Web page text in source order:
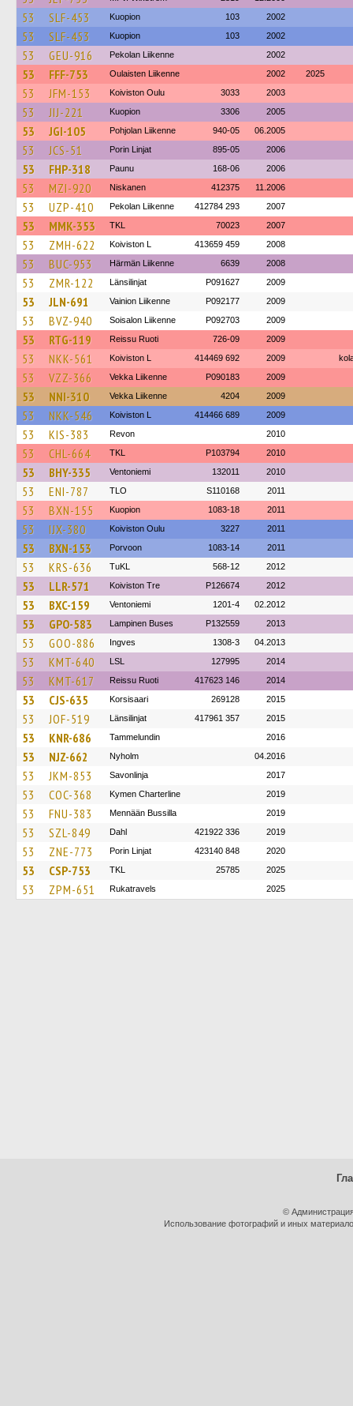
53 SLF-453 Kuopion 103 2002
53 SLF-453 Kuopion 103 2002
53 GEU-916 Pekolan Liikenne 2002
53 FFF-753 Oulaisten Liikenne 2002 2025
53 JFM-153 Koiviston Oulu 3033 2003
53 JIJ-221 Kuopion 3306 2005
53 JGI-105 Pohjolan Liikenne 940-05 06.2005
53 JCS-51 Porin Linjat 895-05 2006
53 FHP-318 Paunu 168-06 2006
53 MZI-920 Niskanen 412375 11.2006
53 UZP-410 Pekolan Liikenne 412784 293 2007
53 MMK-353 TKL 70023 2007
53 ZMH-622 Koiviston L 413659 459 2008
53 BUC-953 Härmän Liikenne 6639 2008
53 ZMR-122 Länsilinjat P091627 2009
53 JLN-691 Vainion Liikenne P092177 2009
53 BVZ-940 Soisalon Liikenne P092703 2009
53 RTG-119 Reissu Ruoti 726-09 2009
53 NKK-561 Koiviston L 414469 692 2009
53 VZZ-366 Vekka Liikenne P090183 2009
53 NNI-310 Vekka Liikenne 4204 2009
53 NKK-546 Koiviston L 414466 689 2009
53 KIS-383 Revon 2010
53 CHL-664 TKL P103794 2010
53 BHY-335 Ventoniemi 132011 2010
53 ENI-787 TLO S110168 2011
53 BXN-155 Kuopion 1083-18 2011
53 IJX-380 Koiviston Oulu 3227 2011
53 BXN-153 Porvoon 1083-14 2011
53 KRS-636 TuKL 568-12 2012
53 LLR-571 Koiviston Tre P126674 2012
53 BXC-159 Ventoniemi 1201-4 02.2012
53 GPO-583 Lampinen Buses P132559 2013
53 GOO-886 Ingves 1308-3 04.2013
53 KMT-640 LSL 127995 2014
53 KMT-617 Reissu Ruoti 417623 146 2014
53 CJS-635 Korsisaari 269128 2015
53 JOF-519 Länsilinjat 417961 357 2015
53 KNR-686 Tammelundin 2016
53 NJZ-662 Nyholm 04.2016
53 JKM-853 Savonlinja 2017
53 COC-368 Kymen Charterline 2019
53 FNU-383 Mennään Bussilla 2019
53 SZL-849 Dahl 421922 336 2019
53 ZNE-773 Porin Linjat 423140 848 2020
53 CSP-753 TKL 25785 2025
53 ZPM-651 Rukatravels 2025
©
Использование фотографий и иных